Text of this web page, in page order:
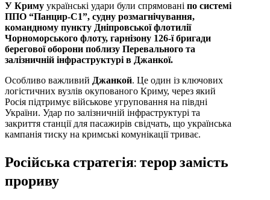
У Криму українські удари були спрямовані по системі
ППО “Панцир-С1”, судну розмагнічування,
командному пункту Дніпровської флотилії
Чорноморського флоту, гарнізону 126-ї бригади
берегової оборони поблизу Перевального та
залізничній інфраструктурі в Джанкої.
Особливо важливий Джанкой. Це один із ключових
логістичних вузлів окупованого Криму, через який
Росія підтримує військове угруповання на півдні
України. Удар по залізничній інфраструктурі та
закриття станції для пасажирів свідчать, що українська
кампанія тиску на кримські комунікації триває.
Російська стратегія: терор замість
прориву